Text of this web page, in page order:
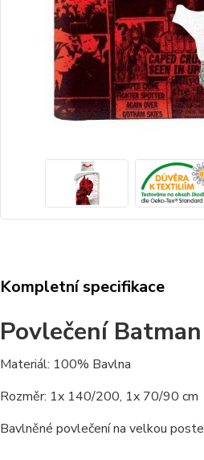
Kompletní specifikace
Povlečení
Materiál: 100% Bavlna
Rozměr: 1x 140/200, 1x 70/90 cm
Bavlněné povlečení na velkou